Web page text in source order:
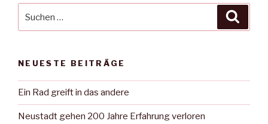
nach:
NEUESTE BEITRÄGE
Ein Rad greift in das andere
Neustadt gehen 200 Jahre Erfahrung verloren